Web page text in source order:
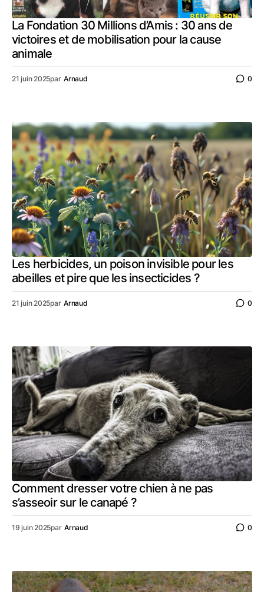
La Fondation 30 Millions d’Amis : 30 ans de
victoires et de mobilisation pour la cause
animale
21 juin 2025par Arnaud 0
Les herbicides, un poison invisible pour les
abeilles et pire que les insecticides ?
21 juin 2025par Arnaud 0
Comment dresser votre chien à ne pas
s’asseoir sur le canapé ?
19 juin 2025par Arnaud 0